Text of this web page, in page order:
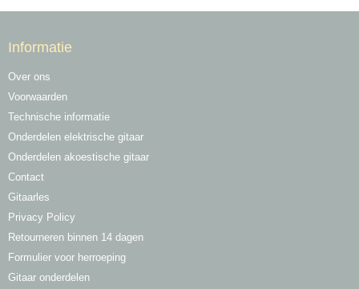
Informatie
Over ons
Voorwaarden
Technische informatie
Onderdelen elektrische gitaar
Onderdelen akoestische gitaar
Contact
Gitaarles
Privacy Policy
Retourneren binnen 14 dagen
Formulier voor herroeping
Gitaar onderdelen